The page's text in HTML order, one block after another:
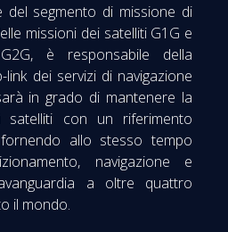
del segmento di missione di
missioni dei satelliti G1G e
è responsabile della
dei servizi di navigazione
in grado di mantenere la
satelliti con un riferimento
allo stesso tempo
navigazione e
a oltre quattro
il mondo.